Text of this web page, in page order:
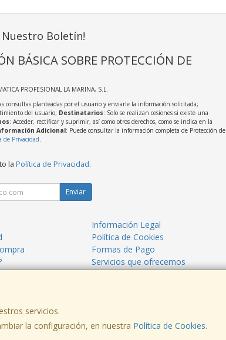
servicios.
la configuración, en nuestra Política de Cookies.
Nuestro Boletín!
BÁSICA SOBRE PROTECCIÓN DE
PROFESIONAL LA MARINA, S.L.
consultas planteadas por el usuario y enviarle la información solicitada;
del usuario; Destinatarios: Solo se realizan cesiones si existe una
: Acceder, rectificar y suprimir, así como otros derechos, como se indica en la
Adicional: Puede consultar la información completa de Protección de
de Privacidad.
la Política de Privacidad.
Enviar
Información Legal
Política de Cookies
Formas de Pago
Servicios que ofrecemos
, , , , España. - C.I.F.: B54081815 - Tfno: